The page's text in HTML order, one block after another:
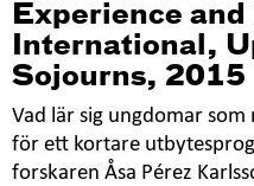
Experience
International,
Sojourns, 2015
Vad lär sig ungdomar
för ett kortare
forskaren Åsa Pérez